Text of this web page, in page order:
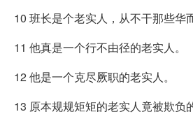
10 班长是个老实人，从不干那些华
11 他真是一个行不由径的老实人。
12 他是一个克尽厥职的老实人。
13 原本规规矩矩的老实人竟被欺负